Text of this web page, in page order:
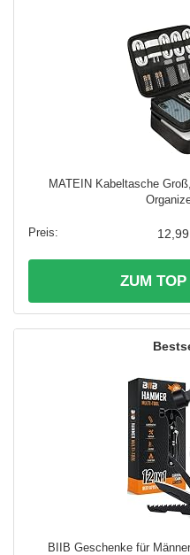
MATEIN Kabeltasche
ZUM
BIIB Geschenke für